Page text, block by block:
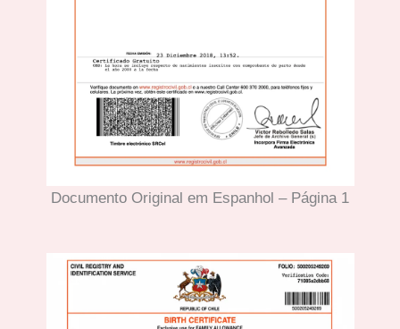
Documento Original em Espanhol – Página 1